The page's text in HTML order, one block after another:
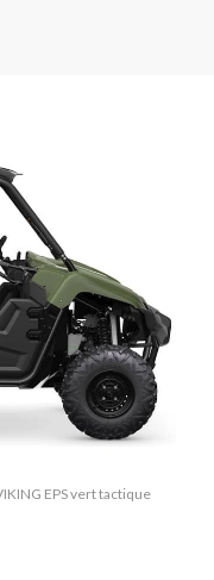
EPS vert tactique